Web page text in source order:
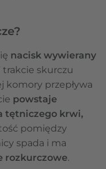
nacisk wywierany
trakcie skurczu
komory przepływa
powstaje
tętniczego krwi,
pomiędzy
spada i ma
rozkurczowe.